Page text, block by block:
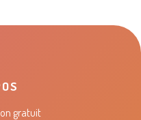
gratuit